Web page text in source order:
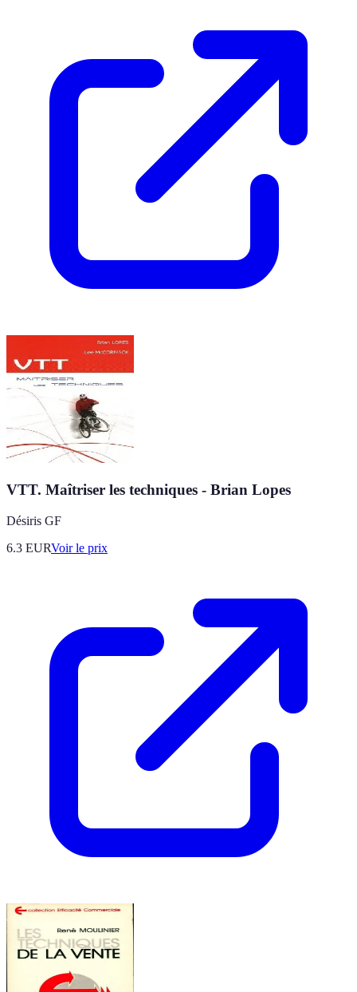
VTT. Maîtriser les techniques - Brian Lopes
Désiris GF
6.3 EURVoir le prix